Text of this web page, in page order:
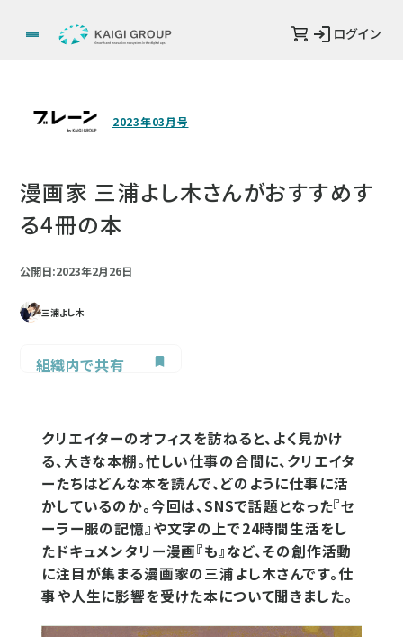
ログイン
2023年03月号
漫画家 三浦よし木さんがおすすめす
る4冊の本
公開日:2023年2月26日
三浦よし木
組織内で共有
クリエイターのオフィスを訪ねると、よく見かけ
る、大きな本棚。忙しい仕事の合間に、クリエイタ
ーたちはどんな本を読んで、どのように仕事に活
かしているのか。今回は、SNSで話題となった『セ
ーラー服の記憶』や文字の上で24時間生活をし
たドキュメンタリー漫画『も』など、その創作活動
に注目が集まる漫画家の三浦よし木さんです。仕
事や人生に影響を受けた本について聞きました。